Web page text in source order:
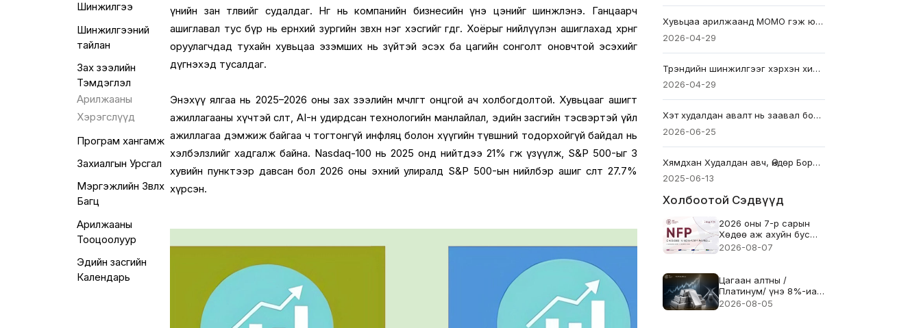
Шинжилгээ
Шинжилгээний
тайлан
Зах зээлийн
Тэмдэглэл
Арилжааны
Хэрэгслүүд
Програм хангамж
Захиалгын Урсгал
Мэргэжлийн Зөвлөх
Багц
Арилжааны
Тооцоолуур
Эдийн засгийн
Календарь
үнийн зан төлөвийг судалдаг. Нөгөө нь компанийн бизнесийн үнэ цэнийг шинжлэнэ. Ганцаарч
ашиглавал тус бүр нь ерөнхий зургийн зөвхөн нэг хэсгийг өгдөг. Хоёрыг нийлүүлэн ашиглахад хөрөнгө
оруулагчдад тухайн хувьцаа эзэмших нь зүйтэй эсэх ба цагийн сонголт оновчтой эсэхийг
дүгнэхэд тусалдаг.
Энэхүү ялгаа нь 2025–2026 оны зах зээлийн мөчлөгт онцгой ач холбогдолтой. Хувьцааг ашигт
ажиллагааны хүчтэй өсөлт, AI-н удирдсан технологийн манлайлал, эдийн засгийн тэсвэртэй үйл
ажиллагаа дэмжиж байгаа ч тогтонгүй инфляц болон хүүгийн түвшний тодорхойгүй байдал нь
хэлбэлзлийг хадгалж байна. Nasdaq-100 нь 2025 онд нийтдээ 21% өгөөж үзүүлж, S&P 500-ыг 3
хувийн пунктээр давсан бол 2026 оны эхний улиралд S&P 500-ын нийлбэр ашиг өсөлт 27.7%
хүрсэн.
Хувьцаа арилжаанд MOMO гэж юу вэ? Арилжаачид ашигладаг моментумын нууц
2026-04-29
Трэндийн шинжилгээг хэрхэн хийх вэ: Алхамууд, аргууд болон жишээнүүд
2026-04-29
Хэт худалдан авалт нь заавал борлуулахыг заадаггүй: Эхлэгчдэд зориулсан гарын авлага
2026-06-25
Хямдхан Худалдан авч, Өндөр Борлуулах: Худалдааны хамгийн эртний дүрэм хэвээр байна
2025-06-13
Холбоотой Сэдвүүд
2026 оны 7-р сарын
Хөдөө аж ахуйн бус
хөдөлмөрийн тайлан
2026-08-07
Цагаан алтны /
Платинум/ үнэ 8%-иар
өслөө — 2026 оны
2026-08-05